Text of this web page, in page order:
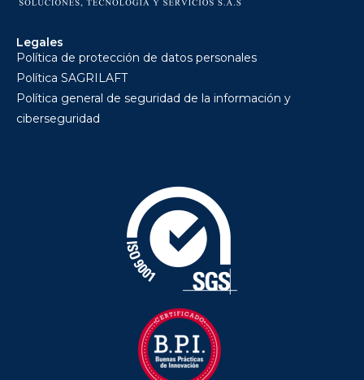
Legales
Política de protección de datos personales
Política SAGRILAFT
Política general de seguridad de la información y
ciberseguridad